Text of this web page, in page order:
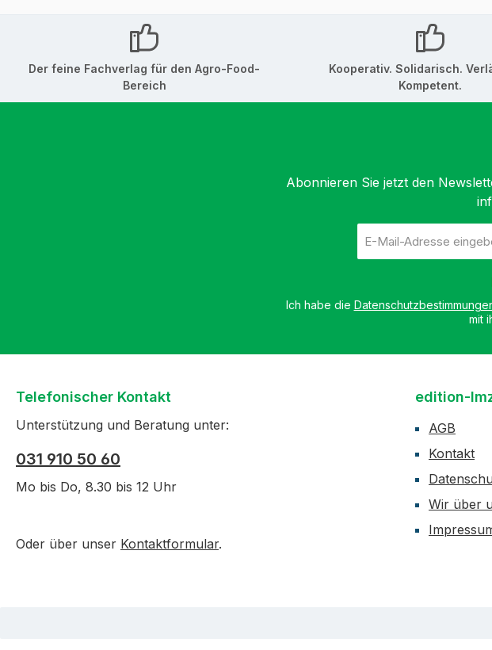
Der feine Fachverlag für den Agro-Food-
Bereich
Kooperativ. Solidarisch.
Kompetent.
Abonnieren Sie jetzt den
Mail-
Adresse
Ich habe die
mit
Telefonischer Kontakt
Unterstützung und Beratung unter:
031 910 50 60
Mo bis Do, 8.30 bis 12 Uhr
Oder über unser Kontaktformular.
edition-
AGB
Kontakt
Wir über